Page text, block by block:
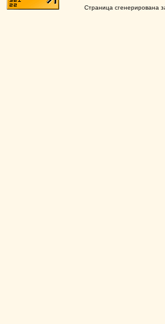
Страница сгенерирована